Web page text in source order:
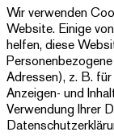
Theater
Paderborn
Westfälische
Kammerspiele
Programm
Abos
Wir verwenden
Website. Einige
helfen, diese
Adressen), z. B.
Anzeigen- und
Verwendung Ihrer